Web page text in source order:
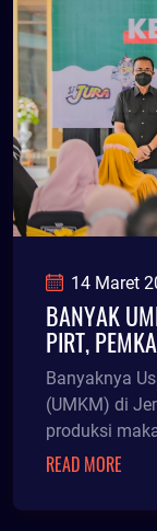
14 Maret
BANYAK
PIRT,
Banyaknya
(UMKM) di
produksi
READ MORE